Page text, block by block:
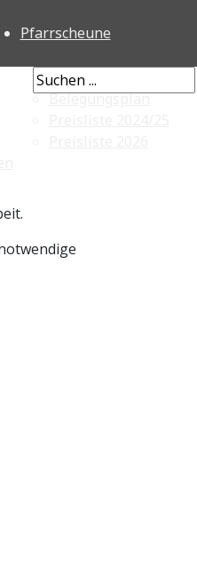
Pfarrscheune
Ausflugsziele
Belegungsplan